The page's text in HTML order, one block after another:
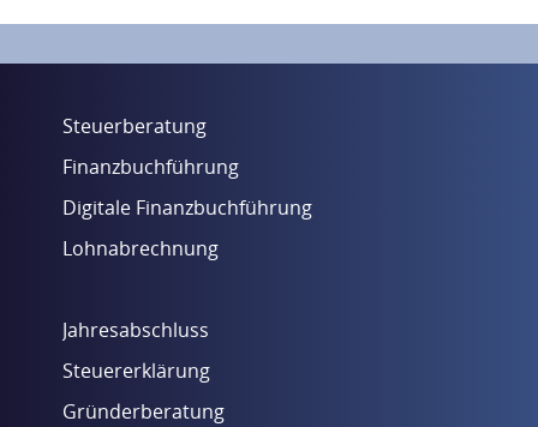
Steuerberatung
Finanzbuchführung
Digitale Finanzbuchführung
Lohnabrechnung
Jahresabschluss
Steuererklärung
Gründerberatung